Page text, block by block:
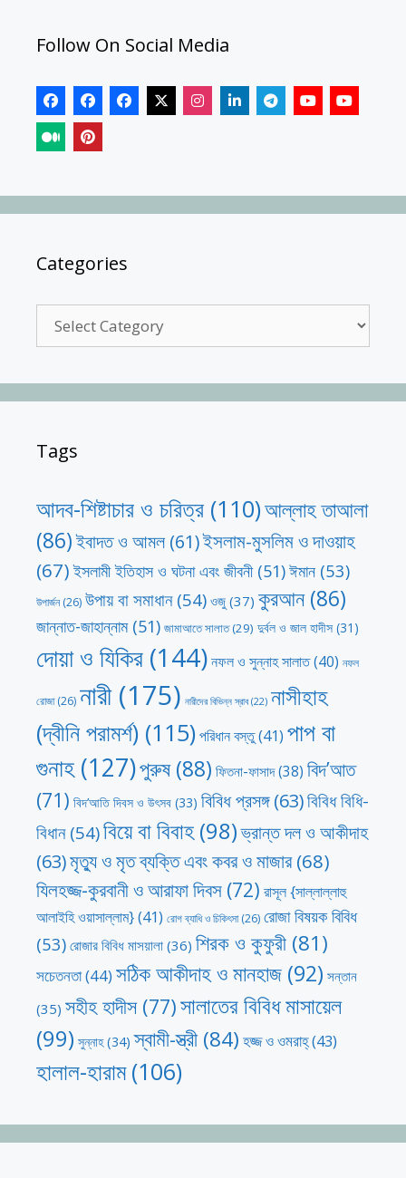
Follow On Social Media
Categories
Tags
আদব-শিষ্টাচার ও চরিত্র (110)আল্লাহ তাআলা
(86)ইবাদত ও আমল(61)ইসলাম-মুসলিম ও দাওয়াহ
(67) ইসলামী ইতিহাস ও ঘটনা এবং জীবনী(51)ঈমান (53)
উপার্জন(26) উপায় বা সমাধান(54) ওজু (37) কুরআন(86)
জান্নাত-জাহান্নাম(51) জামাআতে সালাত(29) দুর্বল ও জাল হাদীস (31)
দোয়া ও যিকির (144)নফল ও সুন্নাহ সালাত(40) নফল
রোজা(26) নারী(175) নারীদের বিভিন্ন স্রাব(22) নাসীহাহ
(দ্বীনি পরামর্শ) (115)পরিধান বস্তু(41) পাপ বা
গুনাহ(127)পুরুষ(88) ফিতনা-ফাসাদ(38) বিদ’আত
(71) বিদ’আতি দিবস ও উৎসব (33) বিবিধ প্রসঙ্গ(63)বিবিধ বিধি-
বিধান(54)বিয়ে বা বিবাহ (98)ভ্রান্ত দল ও আকীদাহ
(63)মৃত্যু ও মৃত ব্যক্তি এবং কবর ও মাজার(68)
যিলহজ্জ-কুরবানী ও আরাফা দিবস (72) রাসূল {সাল্লাল্লাহু
আলাইহি ওয়াসাল্লাম}(41) রোগ ব্যাধি ও চিকিৎসা(26) রোজা বিষয়ক বিবিধ
(53) রোজার বিবিধ মাসয়ালা (36) শিরক ও কুফুরী (81)
সচেতনতা(44) সঠিক আকীদাহ ও মানহাজ (92) সন্তান
(35) সহীহ হাদীস(77)সালাতের বিবিধ মাসায়েল
(99) সুন্নাহ(34) স্বামী-স্ত্রী(84) হজ্জ ও ওমরাহ্‌(43)
হালাল-হারাম(106)